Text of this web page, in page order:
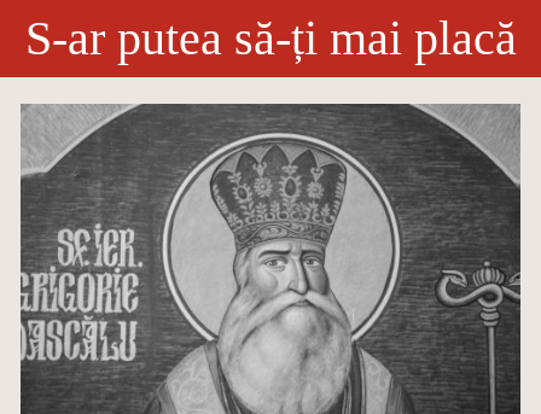
S-ar putea să-ți mai placă